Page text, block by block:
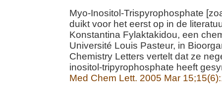
Myo-Inositol-Trispyrophosphate
duikt voor het eerst op in de
Konstantina Fylaktakidou, een
Université Louis Pasteur, in
Chemistry Letters vertelt dat ze
inositol-tripyrophosphate heeft
Med Chem Lett. 2005 Mar